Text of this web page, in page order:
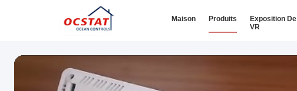
Maison Produits
Exposition De
VR